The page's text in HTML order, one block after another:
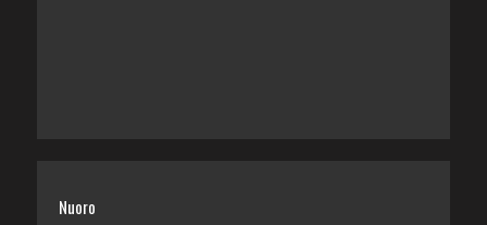
Nuoro